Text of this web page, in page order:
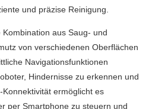
und präzise Reinigung.
aus Saug- und
von verschiedenen Oberflächen
Navigationsfunktionen
Hindernisse zu erkennen und
ermöglicht es
per Smartphone zu steuern und